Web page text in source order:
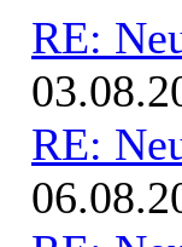
RE:
RE: